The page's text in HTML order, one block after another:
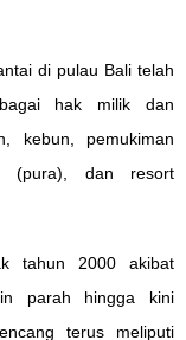
di pulau Bali telah
hak milik dan
kebun, pemukiman
(pura), dan resort
tahun 2000 akibat
parah hingga kini
terus meliputi